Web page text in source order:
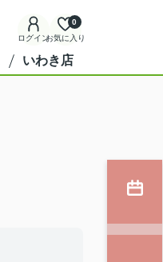
ログインお気に入り
0
いわき店